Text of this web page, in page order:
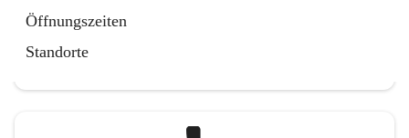
Öffnungszeiten
Standorte